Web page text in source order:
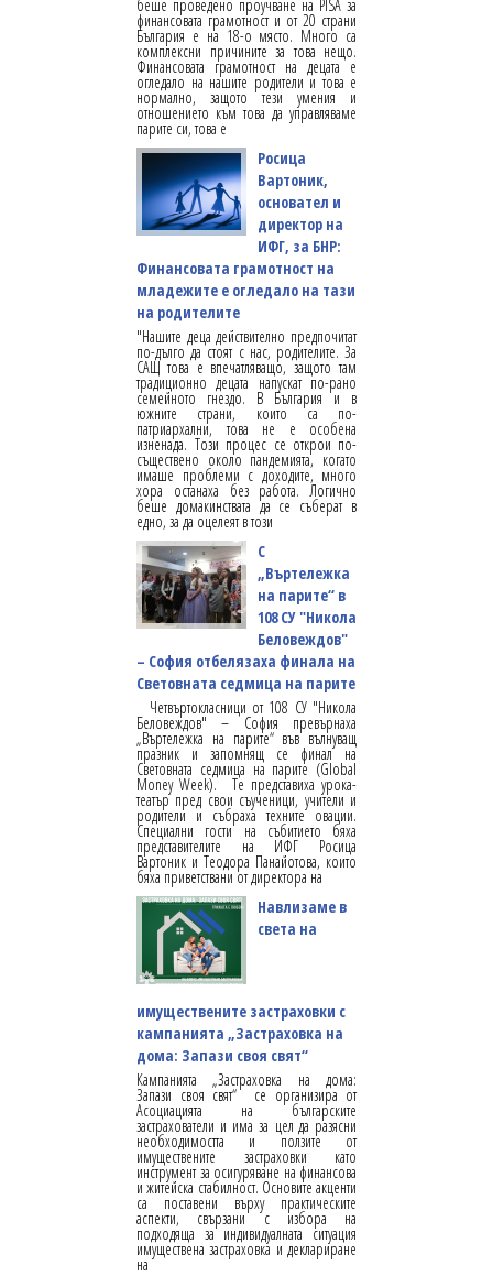
беше проведено проучване на PISA за
финансовата грамотност и от 20 страни
България е на 18-о място. Много са
комплексни причините за това нещо.
Финансовата грамотност на децата е
огледало на нашите родители и това е
нормално, защото тези умения и
отношението към това да управляваме
парите си, това е
Росица
Вартоник,
основател и
директор на
ИФГ, за БНР:
Финансовата грамотност на
младежите е огледало на тази
на родителите
"Нашите деца действително предпочитат
по-дълго да стоят с нас, родителите. За
САЩ това е впечатляващо, защото там
традиционно децата напускат по-рано
семейното гнездо. В България и в
южните страни, които са по-
патриархални, това не е особена
изненада. Този процес се открои по-
съществено около пандемията, когато
имаше проблеми с доходите, много
хора останаха без работа. Логично
беше домакинствата да се съберат в
едно, за да оцелеят в този
С
„Въртележка
на парите“ в
108 СУ "Никола
Беловеждов"
– София отбелязаха финала на
Световната седмица на парите
Четвъртокласници от 108 СУ "Никола
Беловеждов" – София превърнаха
„Въртележка на парите“ във вълнуващ
празник и запомнящ се финал на
Световната седмица на парите (Global
Money Week). Те представиха урока-
театър пред свои съученици, учители и
родители и събраха техните овации.
Специални гости на събитието бяха
представителите на ИФГ Росица
Вартоник и Теодора Панайотова, които
бяха приветствани от директора на
Навлизаме в
света на
имуществените застраховки с
кампанията „Застраховка на
дома: Запази своя свят“
Кампанията „Застраховка на дома:
Запази своя свят“ се организира от
Асоциацията на българските
застрахователи и има за цел да разясни
необходимостта и ползите от
имуществените застраховки като
инструмент за осигуряване на финансова
и житейска стабилност. Основите акценти
са поставени върху практическите
аспекти, свързани с избора на
подходяща за индивидуалната ситуация
имуществена застраховка и деклариране
на